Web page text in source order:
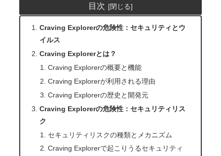
目次
Craving Explorerの危険性：セキュリティとウ
イルス
Craving Explorerとは？
Craving Explorerの概要と機能
Craving Explorerが利用される理由
Craving Explorerの歴史と開発元
Craving Explorerの危険性：セキュリティリス
ク
セキュリティリスクの種類とメカニズム
Craving Explorerで起こりうるセキュリティ